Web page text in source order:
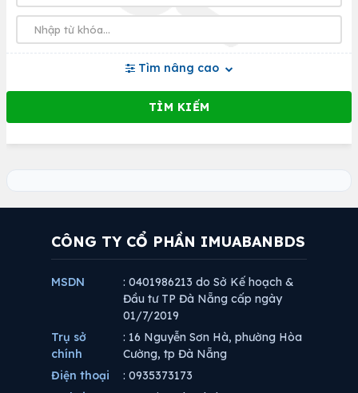
Tìm nâng cao
CÔNG TY CỔ PHẦN IMUABANBDS
MSDN
: 0401986213 do Sở Kế hoạch &
Đầu tư TP Đà Nẵng cấp ngày
01/7/2019
Trụ sở
chính
: 16 Nguyễn Sơn Hà, phường Hòa
Cường, tp Đà Nẵng
Điện thoại
: 0935373173